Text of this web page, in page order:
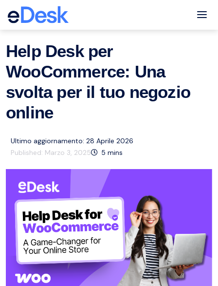
eCommerce Support Central Risorse
Help Desk per
WooCommerce: Una
svolta per il tuo negozio
online
Ultimo aggiornamento: 28 Aprile 2026
Published: Marzo 3, 2025 5 mins